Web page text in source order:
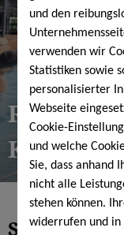
und den
verwenden wir
Statistiken sowie
personalisierter
Webseite
Cookie-
und welche
Sie, dass anhand
nicht alle
stehen können.
widerrufen und in
Rücken
Konzept
Starker